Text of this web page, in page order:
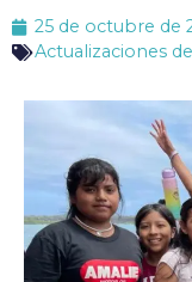
25 de octubre de
Actualizaciones